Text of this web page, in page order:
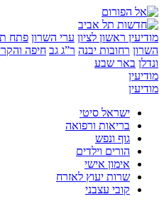
ראשון לציון ערי השרון פתח תקוה
רחובות יבנה ר”ג גב חיפה והקריות
באר שבע
ישראל סיטי
בריאות ורפואה
גוף ונפש
הורים וילדים
אימון אישי
שרות יעוץ לאזרח
קובי עצבני